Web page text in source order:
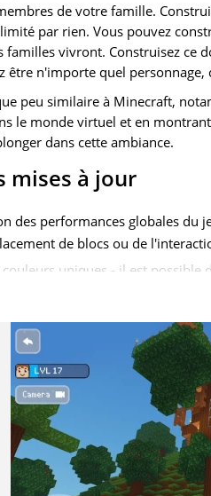
de votre famille.
par rien. Vous pouvez
familles vivront. Construisez ce
être n'importe quel personnage,
peu similaire à Minecraft,
le monde virtuel et en
dans cette ambiance.
mises à jour
des performances globales du
de blocs ou de
uniques - il est
de l'IA des personnages non
y compris une meilleure
cachés et objets spéciaux que
défis et réalisations pouvant être
une exploration continue.